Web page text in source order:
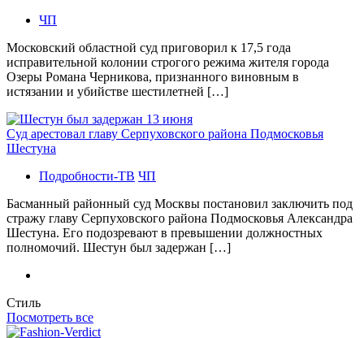
ЧП
Московский областной суд приговорил к 17,5 года
исправительной колонии строгого режима жителя города
Озеры Романа Черникова, признанного виновным в
истязании и убийстве шестилетней […]
Суд арестовал главу Серпуховского района Подмосковья
Шестуна
Подробности-ТВ ЧП
Басманный районный суд Москвы постановил заключить под
стражу главу Серпуховского района Подмосковья Александра
Шестуна. Его подозревают в превышении должностных
полномочий. Шестун был задержан […]
Стиль
Посмотреть все